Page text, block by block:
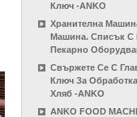
Ключ -ANKO
Хранителна
Машина. Списък С
Пекарно
Свържете Се С
Ключ За
Хляб -ANKO
ANKO FOOD